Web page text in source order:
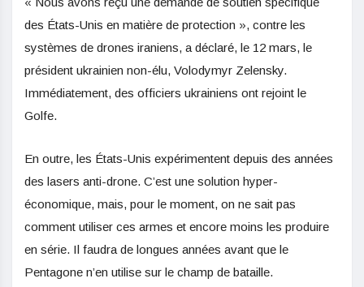
des États-Unis en matière de protection », contre les
systèmes de drones iraniens, a déclaré, le 12 mars, le
président ukrainien non-élu, Volodymyr Zelensky.
Immédiatement, des officiers ukrainiens ont rejoint le
Golfe.
En outre, les États-Unis expérimentent depuis des années
des lasers anti-drone. C’est une solution hyper-
économique, mais, pour le moment, on ne sait pas
comment utiliser ces armes et encore moins les produire
en série. Il faudra de longues années avant que le
Pentagone n’en utilise sur le champ de bataille.